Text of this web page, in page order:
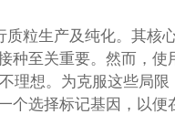
粒生产及纯化。其核
种至关重要。然而，
想。为克服这些局限
个选择标记基因，以便